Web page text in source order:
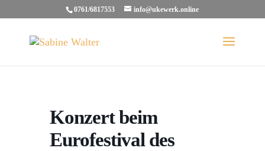
0761/6817553 info@ukewerk.online
Konzert beim
Eurofestival des